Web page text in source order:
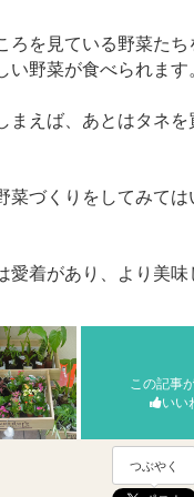
を見ている野菜たち
野菜が食べられます。
まえば、あとはタネを
菜づくりをしてみては
愛着があり、より美
この記事
いい
つぶやく